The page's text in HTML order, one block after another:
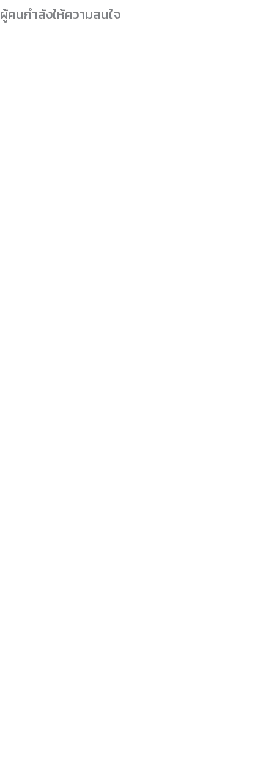
ผู้คนกำลังให้ความสนใจ